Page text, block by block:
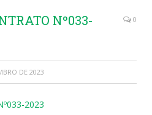
Nº033-
0
DE 2023
2023